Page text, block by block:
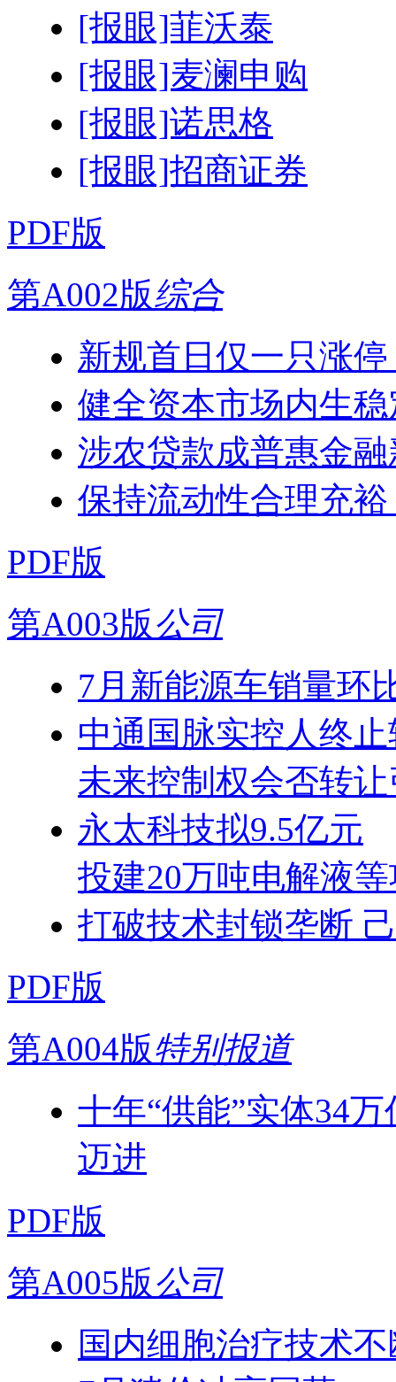
[报眼]菲沃泰
[报眼]麦澜申购
[报眼]诺思格
[报眼]招商证券
PDF版
第A002版综合
新规首日仅一只涨
健全资本市场内生
涉农贷款成普惠金
保持流动性合理充
PDF版
第A003版公司
7月新能源车销量环
中通国脉实控人终
未来控制权会否转
永太科技拟9.5亿元
投建20万吨电解液
打破技术封锁垄断
PDF版
第A004版特别报道
十年“供能”实体34
迈进
PDF版
第A005版公司
国内细胞治疗技术